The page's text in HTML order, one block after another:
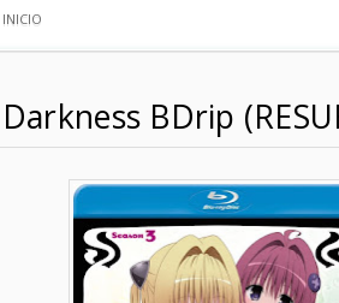
INICIO
BDrip